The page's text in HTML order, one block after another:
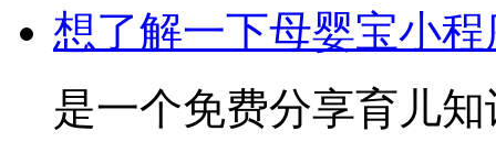
想了解一下母婴宝小
是一个免费分享育儿